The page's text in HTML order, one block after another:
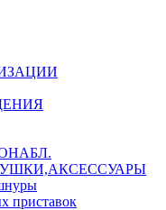
приставок